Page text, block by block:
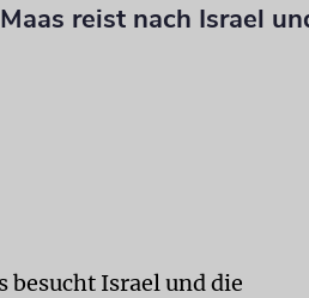
reist nach Israel
besucht Israel und die